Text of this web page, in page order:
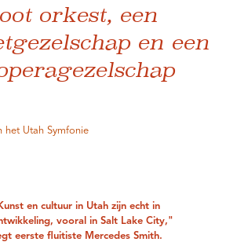
orkest, een
en een
het Utah Symfonie
en cultuur in Utah zijn echt in
vooral in Salt Lake City,"
eerste fluitiste Mercedes Smith.